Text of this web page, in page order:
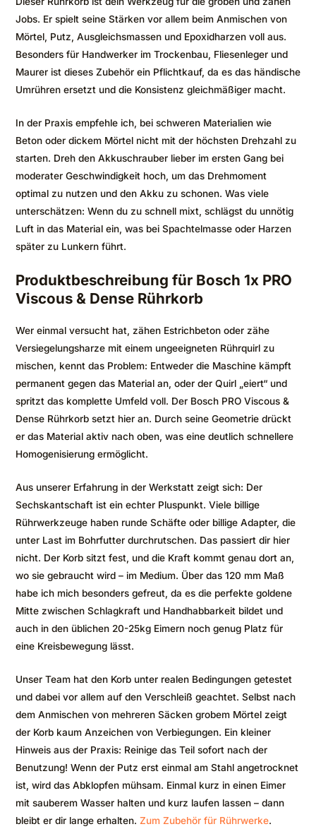
Jobs. Er spielt seine Stärken vor allem beim Anmischen von
Mörtel, Putz, Ausgleichsmassen und Epoxidharzen voll aus.
Besonders für Handwerker im Trockenbau, Fliesenleger und
Maurer ist dieses Zubehör ein Pflichtkauf, da es das händische
Umrühren ersetzt und die Konsistenz gleichmäßiger macht.
In der Praxis empfehle ich, bei schweren Materialien wie
Beton oder dickem Mörtel nicht mit der höchsten Drehzahl zu
starten. Dreh den Akkuschrauber lieber im ersten Gang bei
moderater Geschwindigkeit hoch, um das Drehmoment
optimal zu nutzen und den Akku zu schonen. Was viele
unterschätzen: Wenn du zu schnell mixt, schlägst du unnötig
Luft in das Material ein, was bei Spachtelmasse oder Harzen
später zu Lunkern führt.
Produktbeschreibung für Bosch 1x PRO
Viscous & Dense Rührkorb
Wer einmal versucht hat, zähen Estrichbeton oder zähe
Versiegelungsharze mit einem ungeeigneten Rührquirl zu
mischen, kennt das Problem: Entweder die Maschine kämpft
permanent gegen das Material an, oder der Quirl „eiert“ und
spritzt das komplette Umfeld voll. Der Bosch PRO Viscous &
Dense Rührkorb setzt hier an. Durch seine Geometrie drückt
er das Material aktiv nach oben, was eine deutlich schnellere
Homogenisierung ermöglicht.
Aus unserer Erfahrung in der Werkstatt zeigt sich: Der
Sechskantschaft ist ein echter Pluspunkt. Viele billige
Rührwerkzeuge haben runde Schäfte oder billige Adapter, die
unter Last im Bohrfutter durchrutschen. Das passiert dir hier
nicht. Der Korb sitzt fest, und die Kraft kommt genau dort an,
wo sie gebraucht wird – im Medium. Über das 120 mm Maß
habe ich mich besonders gefreut, da es die perfekte goldene
Mitte zwischen Schlagkraft und Handhabbarkeit bildet und
auch in den üblichen 20-25kg Eimern noch genug Platz für
eine Kreisbewegung lässt.
Unser Team hat den Korb unter realen Bedingungen getestet
und dabei vor allem auf den Verschleiß geachtet. Selbst nach
dem Anmischen von mehreren Säcken grobem Mörtel zeigt
der Korb kaum Anzeichen von Verbiegungen. Ein kleiner
Hinweis aus der Praxis: Reinige das Teil sofort nach der
Benutzung! Wenn der Putz erst einmal am Stahl angetrocknet
ist, wird das Abklopfen mühsam. Einmal kurz in einen Eimer
mit sauberem Wasser halten und kurz laufen lassen – dann
bleibt er dir lange erhalten. Zum Zubehör für Rührwerke.